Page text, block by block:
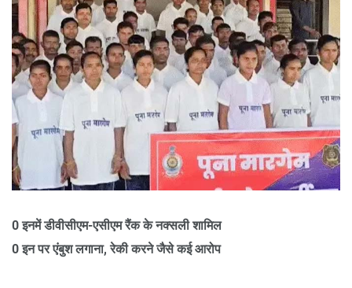
0 इनमें डीवीसीएम-एसीएम रैंक के नक्सली शामिल
0 इन पर एंबुश लगाना, रेकी करने जैसे कई आरोप